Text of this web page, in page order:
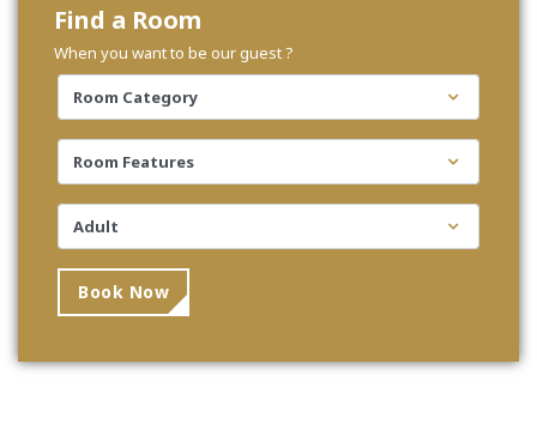
Find a Room
When you want to be our guest ?
Book Now